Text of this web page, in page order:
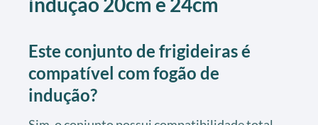
Este conjunto de frigideiras é
compatível com fogão de
indução?